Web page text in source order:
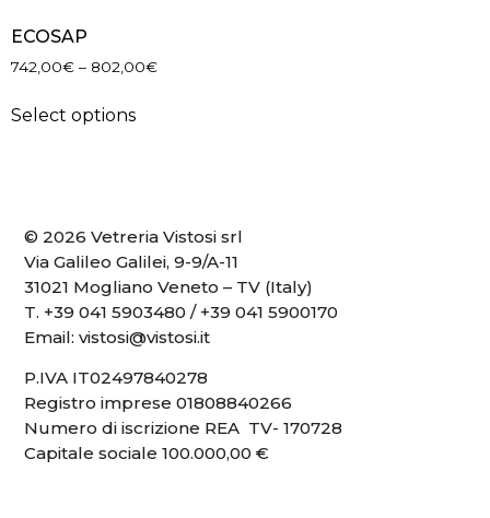
ECOSAP
742,00€ – 802,00€
Select options
© 2026 Vetreria Vistosi srl
Via Galileo Galilei, 9-9/A-11
31021 Mogliano Veneto – TV (Italy)
T. +39 041 5903480 / +39 041 5900170
Email:vistosi@vistosi.it
P.IVA IT02497840278
Registro imprese 01808840266
Numero di iscrizione REA TV- 170728
Capitale sociale 100.000,00 €